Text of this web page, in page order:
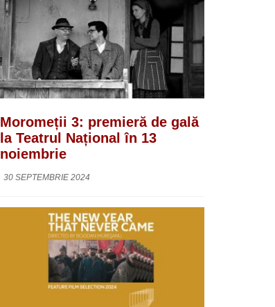
Moromeții 3: premieră de gală
la Teatrul Național în 13
noiembrie
30 SEPTEMBRIE 2024